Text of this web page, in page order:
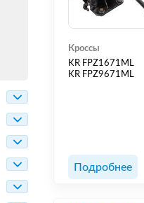
Кроссы
KR FPZ1671ML
KR FPZ9671ML
Подробнее